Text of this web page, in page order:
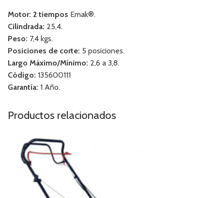
Motor: 2 tiempos Emak®.
Cilindrada: 25,4.
Peso: 7,4 kgs.
Posiciones de corte: 5 posiciones.
Largo Máximo/Mínimo: 2,6 a 3,8.
Código: 135600111
Garantía: 1 Año.
Productos relacionados